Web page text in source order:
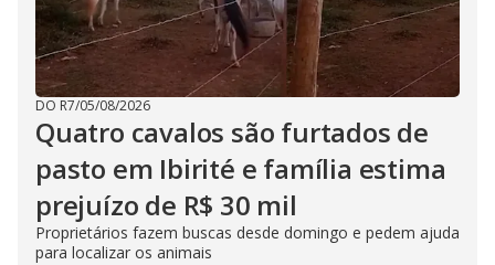
DO R7/05/08/2026
Quatro cavalos são furtados de
pasto em Ibirité e família estima
prejuízo de R$ 30 mil
Proprietários fazem buscas desde domingo e pedem ajuda
para localizar os animais